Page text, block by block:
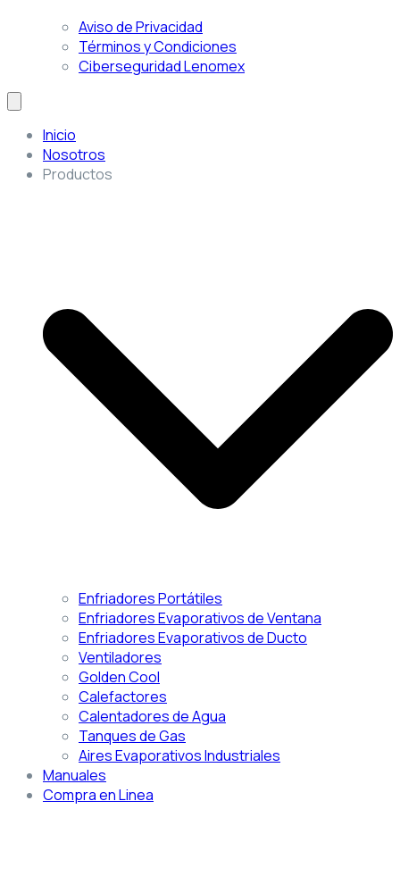
Aviso de Privacidad
Términos y Condiciones
Ciberseguridad Lenomex
Inicio
Nosotros
Productos
Enfriadores Portátiles
Enfriadores Evaporativos de Ventana
Enfriadores Evaporativos de Ducto
Ventiladores
Golden Cool
Calefactores
Calentadores de Agua
Tanques de Gas
Aires Evaporativos Industriales
Manuales
Compra en Linea